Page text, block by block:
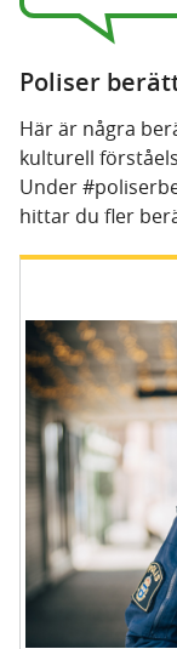
Poliser
Här är några
kulturell
Under
hittar du fler